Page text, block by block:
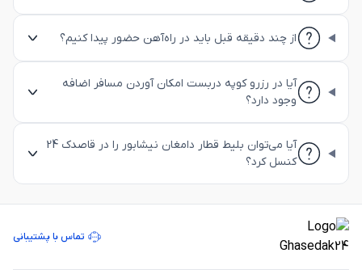
از چند دقیقه قبل باید در راه‌آهن حضور پیدا کنیم؟
آیا در رزرو کوپه دربست امکان آوردن مسافر اضافه
وجود دارد؟
آیا می‌توان بلیط قطار دامغان نیشابور را در قاصدک 24
کنسل کرد؟
تماس با پشتیبانی